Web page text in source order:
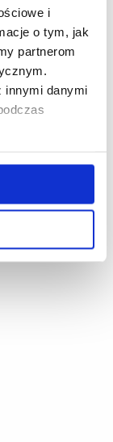
i
o tym, jak
partnerom
innymi danymi